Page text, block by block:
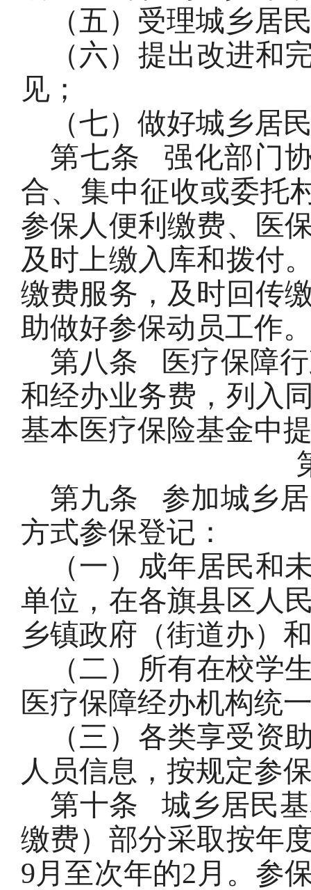
（五）受理城乡居
（六）提出改进和
见；
（七）做好城乡居
第七条
强化部门
合、集中征收或委托
参保人便利缴费、医
及时上缴入库和拨付
缴费服务，及时回传
助做好参保动员工作
第八条
医疗保障
和经办业务费，列入
基本医疗保险基金中
第九条
参加城乡
方式参保登记：
（一）成年居民和
单位，在各旗县区人
乡镇政府（街道办）
（二）所有在校学
医疗保障经办机构统
（三）各类享受资
人员信息，按规定参
第十条
城乡居民
缴费）部分采取按年
9月至次年的2月。参